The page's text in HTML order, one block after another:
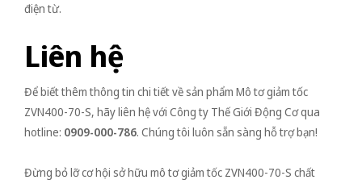
điện từ.
Liên hệ
Để biết thêm thông tin chi tiết về sản phẩm Mô tơ giảm tốc
ZVN400-70-S, hãy liên hệ với Công ty Thế Giới Động Cơ qua
hotline: 0909-000-786. Chúng tôi luôn sẵn sàng hỗ trợ bạn!
Đừng bỏ lỡ cơ hội sở hữu mô tơ giảm tốc ZVN400-70-S chất